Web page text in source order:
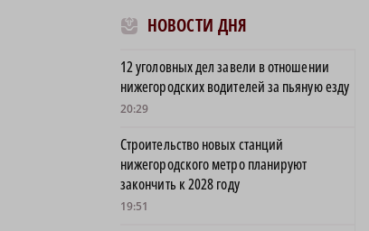
НОВОСТИ ДНЯ
12 уголовных дел завели в отношении
нижегородских водителей за пьяную езду
20:29
Строительство новых станций
нижегородского метро планируют
закончить к 2028 году
19:51